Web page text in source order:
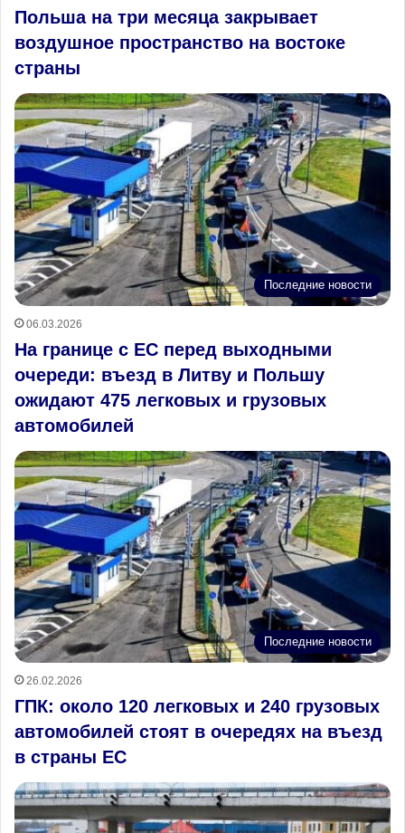
Польша на три месяца закрывает
воздушное пространство на востоке
страны
Последние новости
06.03.2026
На границе с ЕС перед выходными
очереди: въезд в Литву и Польшу
ожидают 475 легковых и грузовых
автомобилей
Последние новости
26.02.2026
ГПК: около 120 легковых и 240 грузовых
автомобилей стоят в очередях на въезд
в страны ЕС